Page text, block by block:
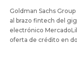
Goldman Sachs
al brazo fintech del
electrónico
oferta de crédito en